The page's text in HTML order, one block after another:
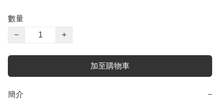
數量
−
+
加至購物車
簡介 −